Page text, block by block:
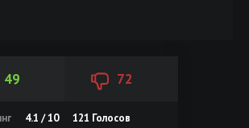
49 72
4.1 / 10 121 Голосов